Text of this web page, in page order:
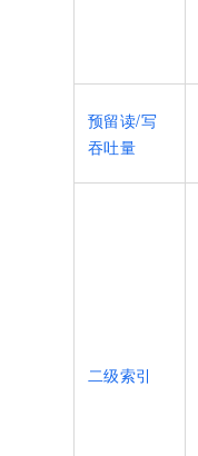
预留读/写
吞吐量
二级索引